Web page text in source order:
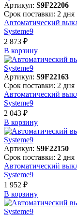
Артикул: S9F22206
Срок поставки: 2 дня
Автоматический
Systeme9
2 873 ₽
В корзинy
Артикул: S9F22163
Срок поставки: 2 дня
Автоматический
Systeme9
2 043 ₽
В корзинy
Артикул: S9F22150
Срок поставки: 2 дня
Автоматический
Systeme9
1 952 ₽
В корзинy